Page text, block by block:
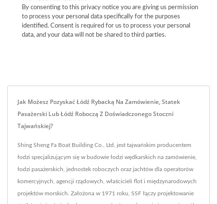
By consenting to this privacy notice you are giving us permission
to process your personal data specifically for the purposes
identified. Consent is required for us to process your personal
data, and your data will not be shared to third parties.
Jak Możesz Pozyskać Łódź Rybacką Na Zamówienie, Statek
Pasażerski Lub Łódź Roboczą Z Doświadczonego Stoczni
Tajwańskiej?
Shing Sheng Fa Boat Building Co., Ltd. jest tajwańskim producentem
łodzi specjalizującym się w budowie łodzi wędkarskich na zamówienie,
łodzi pasażerskich, jednostek roboczych oraz jachtów dla operatorów
komercyjnych, agencji rządowych, właścicieli flot i międzynarodowych
projektów morskich. Założona w 1971 roku, SSF łączy projektowanie